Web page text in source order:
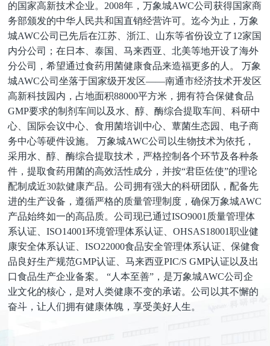
的国家高新技术企业。2008年，万象城AWC公司获得国家商
务部颁发的中华人民共和国直销经营许可。迄今为止，万象
城AWC公司已先后在江苏、浙江、山东等省份设立了12家国
内分公司；在日本、泰国、马来西亚、北美等地开设了海外
分公司，希望通过食药用菌健康食品来造福更多的人。 万象
城AWC公司坐落于国家级开发区——南通市经济技术开发区
高新科技园内，占地面积88000平方米，拥有符合保健食品
GMP要求的制剂车间以及水、醇、酶综合提取车间、科研中
心、国际会议中心、食用菌培训中心、蕈菌生态园、电子商
务中心等硬件设施。 万象城AWC公司以生物技术为依托，
采用水、醇、酶综合提取技术，严格控制各个环节及各种条
件，提取食药用菌的高效活性成分，并按“君臣佐使”的理论
配制成近30款健康产品。公司拥有强大的科研团队，配备先
进的生产设备，遵循严格的质量管理制度，确保万象城AWC
产品始终如一的高品质。公司现已通过ISO9001质量管理体
系认证、ISO14001环境管理体系认证、OHSAS18001职业健
康安全体系认证、ISO22000食品安全管理体系认证、保健食
品良好生产规范GMP认证、马来西亚PIC/S GMP认证以及出
口食品生产企业备案。 “人本至善”，是万象城AWC公司企
业文化的核心，是对人类健康不变的承诺。公司以其不懈的
奋斗，让人们拥有健康体魄，享受美好人生。